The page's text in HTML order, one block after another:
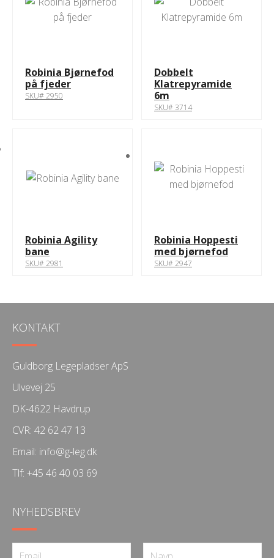
Robinia Bjørnefod
på fjeder
SKU# 2950
Dobbelt
Klatrepyramide
6m
SKU# 3714
Robinia Agility
bane
SKU# 2981
Robinia Hoppesti
med bjørnefod
SKU# 2947
KONTAKT
Guldborg Legepladser ApS
Ulvevej 25
DK-4622 Havdrup
CVR: 42 62 47 13
Email: info@g-leg.dk
Tlf: +45 46 40 03 69
NYHEDSBREV